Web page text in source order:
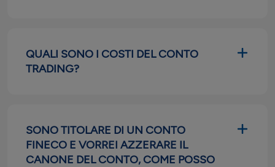
QUALI SONO I COSTI DEL CONTO
TRADING?
SONO TITOLARE DI UN CONTO
FINECO E VORREI AZZERARE IL
CANONE DEL CONTO, COME POSSO